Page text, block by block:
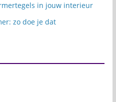
in jouw interieur
zo doe je dat